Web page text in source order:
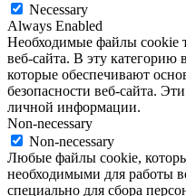
Necessary
Always Enabled
Необходимые файлы cookie
веб-сайта. В эту категорию
которые обеспечивают
безопасности веб-сайта.
личной информации.
Non-necessary
Non-necessary
Любые файлы cookie,
необходимыми для работы
специально для сбора